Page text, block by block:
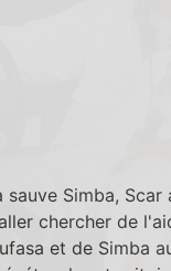
Simba,
chercher de
et de Simba